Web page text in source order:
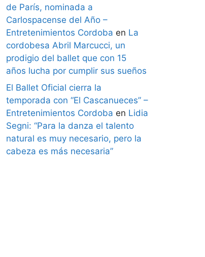
de París, nominada a
Carlospacense del Año –
Entretenimientos Cordoba en La
cordobesa Abril Marcucci, un
prodigio del ballet que con 15
años lucha por cumplir sus sueños
El Ballet Oficial cierra la
temporada con “El Cascanueces” –
Entretenimientos Cordoba en Lidia
Segni: “Para la danza el talento
natural es muy necesario, pero la
cabeza es más necesaria”